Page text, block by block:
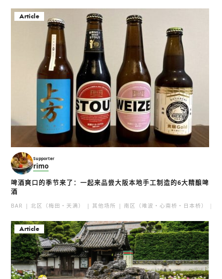
Article
Supporter
rimo
啤酒爽口的季节来了：一起来品尝大阪本地手工制造的6大精酿啤
酒
BAR 北区（梅田・天满） 其他场所 南区（难波・心斋桥・日本桥）
Article